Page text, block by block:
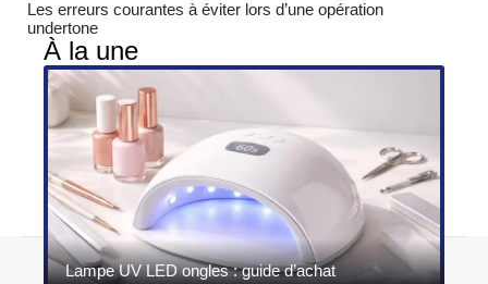
Les erreurs courantes à éviter lors d’une opération
undertone
À la une
Lampe UV LED ongles : guide d’achat
Contact Mentions légales Sitemap